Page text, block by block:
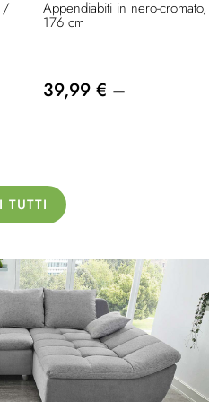
/
Appendiabiti in nero-
176 cm
39,99 € –
TUTTI